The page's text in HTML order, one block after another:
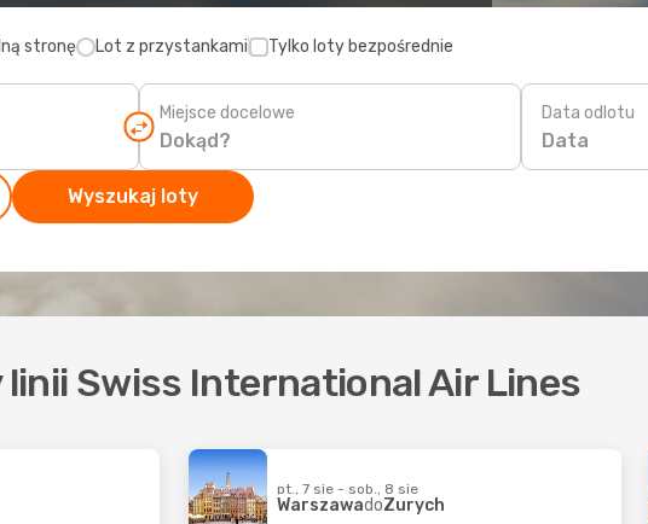
stronę Lot z przystankami Tylko loty bezpośrednie
Miejsce docelowe Data odlotu
Data
Wyszukaj loty
Swiss International Air Lines
pt., 7 sie - sob., 8 sie
WarszawadoZurych